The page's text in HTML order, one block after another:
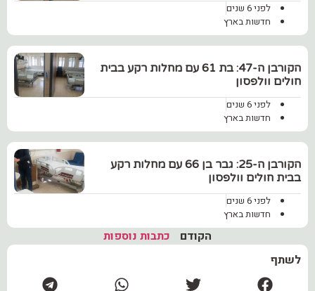
לפני 6 שנים
חדשות בארץ
הקורבן ה-47: בת 61 עם מחלות רקע בבית
חולים וולפסון
לפני 6 שנים
חדשות בארץ
הקורבן ה-25: גבר בן 66 עם מחלות רקע
בבית חולים וולפסון
לפני 6 שנים
חדשות בארץ
הקודם
כתבות נוספות
לשתף